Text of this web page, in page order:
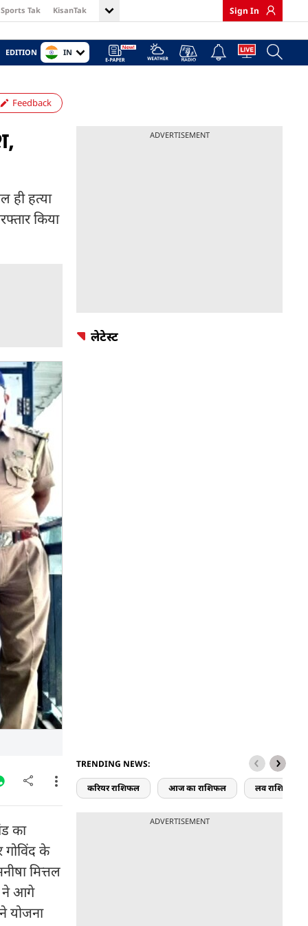
Sports Tak KisanTak Sign In
EDITION IN
Feedback
ही हत्या
किया
का
गोविंद के
मित्तल
ने आगे
योजना
ADVERTISEMENT
लेटेस्ट
TRENDING NEWS:
करियर राशिफल आज का राशिफल लव राशिफल
ADVERTISEMENT